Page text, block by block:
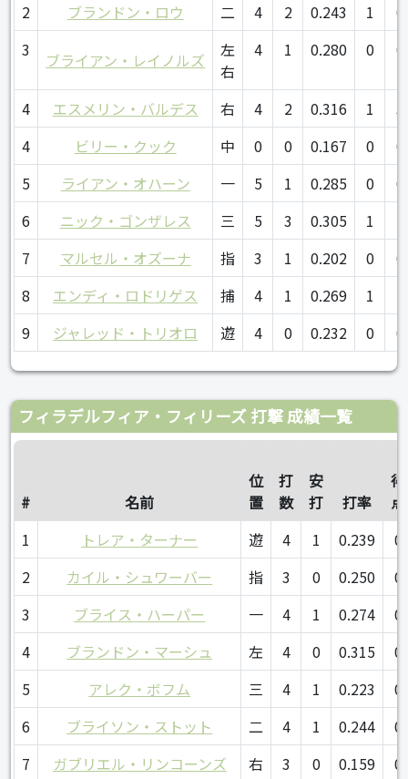
2 ブランドン・ロウ 二 4 2 0.243 1
0
3
ブライアン・レイノルズ
左
右
4 1 0.280 0 0
4 エスメリン・バルデス 右 4 2 0.316 1
3
4
ビリー・クック 中 0 0 0.167 0
0
5
ライアン・オハーン 一 5 1 0.285 0
0
6
ニック・ゴンザレス 三 5 3 0.305 1
7
マルセル・オズーナ 指 3 1 0.202 0
0
8
エンディ・ロドリゲス 捕 4 1 0.269 1
9
ジャレッド・トリオロ 遊 4 0 0.232 0 0
フィラデルフィア・フィリーズ 打撃 成績一覧
# 名前
位
置
打
数
安
打
打率
得
点
1
トレア・ターナー 遊 4 1 0.239
0
2
カイル・シュワーバー 指 3 0 0.250
0
3
ブライス・ハーパー 一 4 1 0.274
0
4
ブランドン・マーシュ 左 4 0 0.315
0
5
アレク・ボフム 三 4 1 0.223
0
6
ブライソン・ストット 二 4 1 0.244
0
7
ガブリエル・リンコーンズ 右 3 0 0.159
0